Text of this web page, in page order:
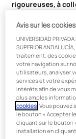
rigoureuses, à
faire le lien entre
plus, vous
recherche, eny
supervision d’un
En lien
Ce master officiel
Avis sur les cookies
UNIVERSIDAD
SUPERIOR
traitement, des
votre navigation sur
utilisateurs, analyser
services et votre
intérêts afin de vous
plus amples
cookies . Vous
le bouton « Accepter
cliquant sur le bouton
installation en